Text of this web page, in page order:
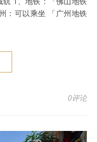
：可以乘坐 「广州地铁
0评论